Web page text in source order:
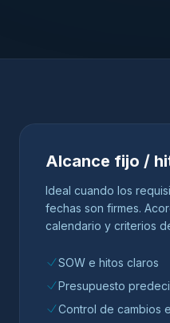
Alcance fijo /
Ideal cuando los
fechas son firmes.
calendario y criterios
SOW e hitos claros
Presupuesto
Control de cambios